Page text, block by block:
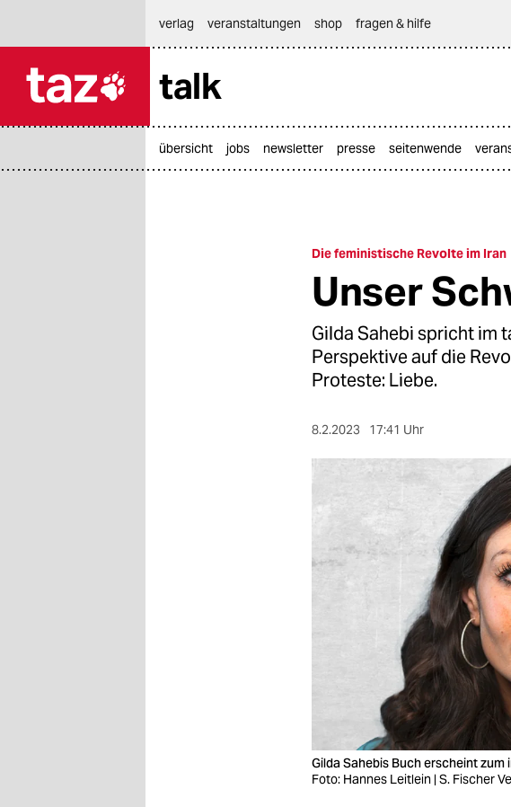
themen
verlag
veranstaltungen shop fragen & hilfe
talk
übersicht jobs newsletter presse seitenwende
Die feministische Revolte im Iran
Unser
Gilda Sahebi spricht im
Perspektive auf die
Proteste: Liebe.
8.2.2023 17:41 Uhr
Gilda Sahebis Buch erscheint
Foto: Hannes Leitlein | S. Fischer